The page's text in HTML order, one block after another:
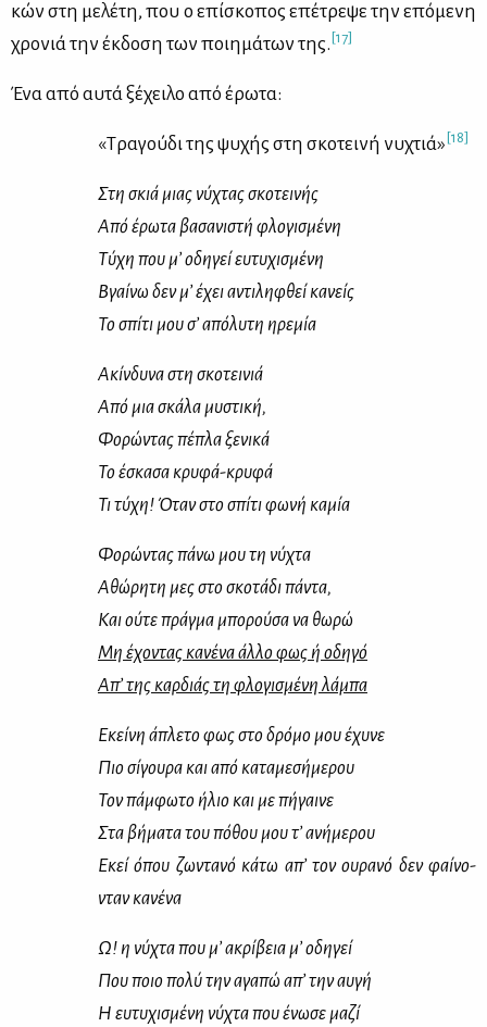
κών στη με­λέ­τη, που ο επί­σκο­πος επέ­τρε­ψε την επό­με­νη
χρο­νιά την έκ­δο­ση των ποι­η­μά­των της. [17]
Ένα από αυ­τά ξέ­χει­λο από έρω­τα:
«Τρα­γού­δι της ψυ­χής στη σκο­τει­νή νυ­χτιά» [18]
Στη σκιά μιας νύ­χτας σκο­τει­νής
Από έρω­τα βα­σα­νι­στή φλο­γι­σμέ­νη
Τύ­χη που μ’ οδη­γεί ευ­τυ­χι­σμέ­νη
Βγαί­νω δεν μ’ έχει αντι­λη­φθεί κα­νείς
Το σπί­τι μου σ’ από­λυ­τη ηρε­μία
Ακίν­δυ­να στη σκο­τει­νιά
Από μια σκά­λα μυ­στι­κή,
Φο­ρώ­ντας πέ­πλα ξε­νι­κά
Το έσκα­σα κρυ­φά-κρυ­φά
Τι τύ­χη! Όταν στο σπί­τι φω­νή κα­μία
Φο­ρώ­ντας πά­νω μου τη νύ­χτα
Αθώ­ρη­τη μες στο σκο­τά­δι πά­ντα,
Και ού­τε πράγ­μα μπο­ρού­σα να θω­ρώ
Μη έχο­ντας κα­νέ­να άλ­λο φως ή οδη­γό
Απ’ της καρ­διάς τη φλο­γι­σμέ­νη λά­μπα
Εκεί­νη άπλε­το φως στο δρό­μο μου έχυ­νε
Πιο σί­γου­ρα και από κα­τα­με­σή­με­ρου
Τον πάμ­φω­το ήλιο και με πή­γαι­νε
Στα βή­μα­τα του πό­θου μου τ’ ανή­με­ρου
Εκεί όπου ζω­ντα­νό κά­τω απ’ τον ου­ρα­νό δεν φαί­νο­
νταν κα­νέ­να
Ω! η νύ­χτα που μ’ ακρί­βεια μ’ οδη­γεί
Που ποιο πο­λύ την αγα­πώ απ’ την αυ­γή
Η ευ­τυ­χι­σμέ­νη νύ­χτα που ένω­σε μα­ζί